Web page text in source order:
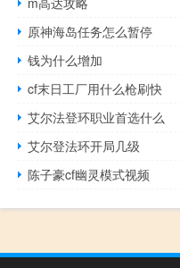
原神海岛任务怎么暂停
钱为什么增加
cf末日工厂用什么枪刷快
艾尔法登环职业首选什么
艾尔登法环开局几级
陈子豪cf幽灵模式视频